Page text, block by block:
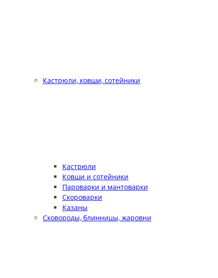
Кастрюли, ковши, сотейники
Кастрюли
Ковши и сотейники
Пароварки и мантоварки
Скороварки
Казаны
Сковороды, блинницы, жаровни